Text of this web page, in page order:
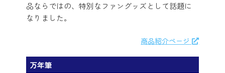
品ならではの、特別なファングッズとして話題に
なりました。
商品紹介ページ
万年筆